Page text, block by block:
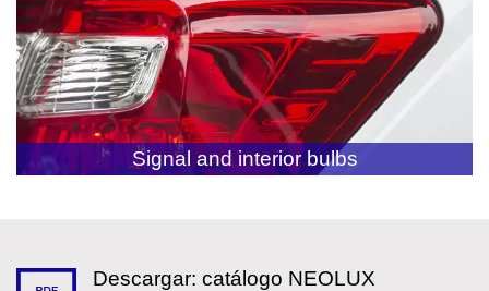
Signal and interior bulbs
Descargar: catálogo NEOLUX